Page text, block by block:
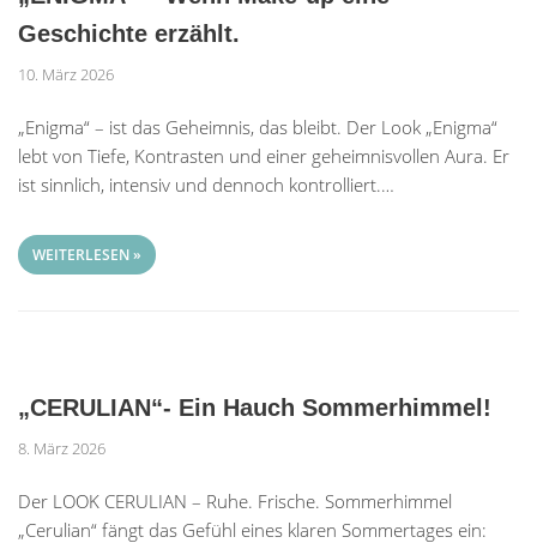
Geschichte erzählt.
10. März 2026
„Enigma“ – ist das Geheimnis, das bleibt. Der Look „Enigma“
lebt von Tiefe, Kontrasten und einer geheimnisvollen Aura. Er
ist sinnlich, intensiv und dennoch kontrolliert.…
WEITERLESEN »
„CERULIAN“- Ein Hauch Sommerhimmel!
8. März 2026
Der LOOK CERULIAN – Ruhe. Frische. Sommerhimmel
„Cerulian“ fängt das Gefühl eines klaren Sommertages ein: